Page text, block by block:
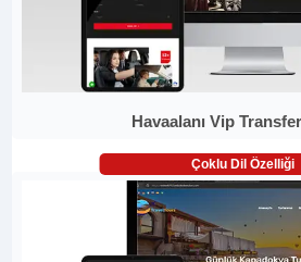
Havaalanı Vip
Çoklu Dil Özelliği